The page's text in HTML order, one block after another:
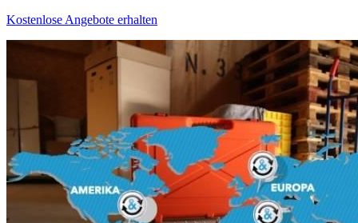
Kostenlose Angebote erhalten